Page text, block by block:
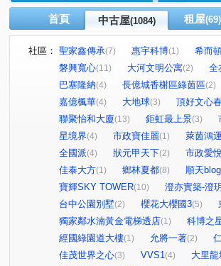
首頁 中古屋(1084) 租屋(69)
社區： 聖家鑫傳承(7) 惠宇科博(1) 希而
磐興寬心(11) 大河文明公寓(2) 全
巴塞隆納(4) 長億城香榭區綠茵區(2)
嘉億楓華(4) 大地球(3) 頂好文心
聯聚怡和大廈(13) 鉅虹最上景(3)
星境界(4) 市政寶佳麗(1) 萊茵鴻
全國派(4) 狀元甲天下(2) 市政愛
佳泰大方(1) 鄉林夏都(8) 順天blog
寶輝SKY TOWER(10) 澄亦實築-澄玥
台中公園別墅(2) 櫻花大櫻國3(5)
獨家鄰水湳黃金電梯透店(1) 科博之
經國綠園道大樓(1) 允將一著(2)
佳茂世界之心(3) VVS1(4) 大里龍